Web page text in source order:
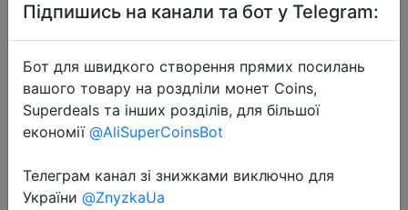
$519.99
Промокод:"GB$MPNP12"
Перейти до магазину
Підпишись на канали та бот у Telegram:
Бот для швидкого створення прямих посилань
вашого товару на роздліли монет Coins,
Superdeals та інших розділів, для більшої
економії @AliSuperCoinsBot
Телеграм канал зі знижками виключно для
України @ZnyzkaUa